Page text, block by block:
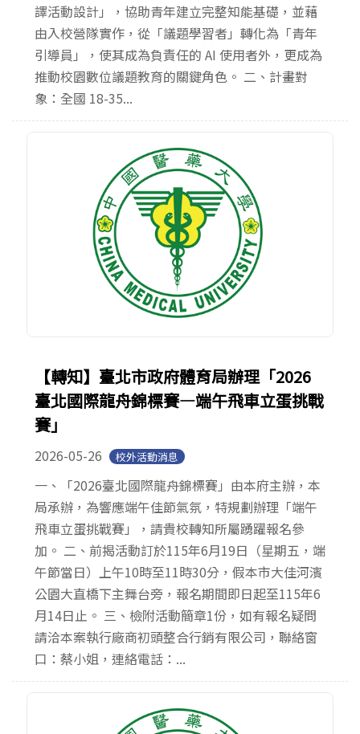
譯活動設計」，協助青年建立完整知能基礎，並藉
由入校營隊實作，從「議題學習者」轉化為「青年
引導員」，使其成為負責任的 AI 使用者外，更成為
推動校園數位議題教育的關鍵角色。 二、計畫對
象：全國 18-35...
【轉知】臺北市政府體育局辦理「2026
臺北國際龍舟錦標賽—端午飛車立蛋挑戰
賽」
2026-05-26 校外活動消息
一、「2026臺北國際龍舟錦標賽」由本府主辦，本
局承辦，為響應端午佳節氣氛，特規劃辦理「端午
飛車立蛋挑戰賽」，請貴校轉知所屬踴躍報名參
加。 二、前揭活動訂於115年6月19日（星期五，端
午節當日）上午10時至11時30分，假本市大佳河濱
公園大直橋下主舞台旁，報名期間即日起至115年6
月14日止。 三、檢附活動簡章1份，如有報名疑問
請洽本案執行廠商初頭整合行銷有限公司，聯絡窗
口：蔡小姐，連絡電話：...